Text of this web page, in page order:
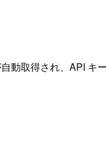
動取得され、API